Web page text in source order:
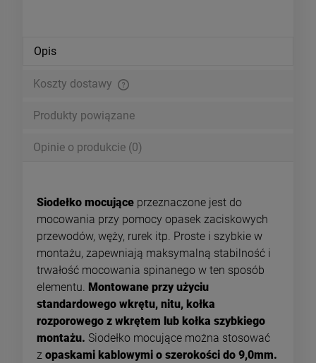
Opis
Koszty dostawy
Produkty powiązane
Opinie o produkcie (0)
Siodełko mocujące przeznaczone jest do
mocowania przy pomocy opasek zaciskowych
przewodów, węży, rurek itp. Proste i szybkie w
montażu, zapewniają maksymalną stabilność i
trwałość mocowania spinanego w ten sposób
elementu. Montowane przy użyciu
standardowego wkrętu, nitu, kołka
rozporowego z wkrętem lub kołka szybkiego
montażu. Siodełko mocujące można stosować
z opaskami kablowymi o szerokości do 9,0mm.